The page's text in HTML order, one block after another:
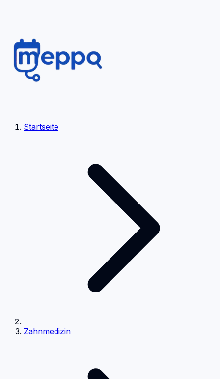
Startseite
Zahnmedizin